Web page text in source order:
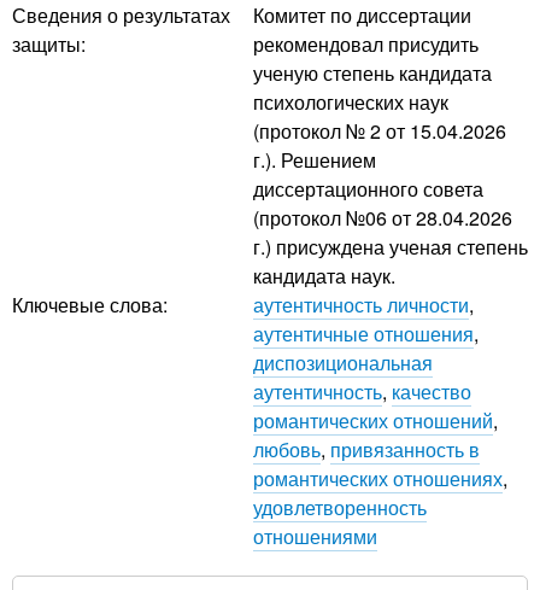
Сведения о результатах
защиты:
Комитет по диссертации
рекомендовал присудить
ученую степень кандидата
психологических наук
(протокол № 2 от 15.04.2026
г.). Решением
диссертационного совета
(протокол №06 от 28.04.2026
г.) присуждена ученая степень
кандидата наук.
Ключевые слова:
аутентичность личности,
аутентичные отношения,
диспозициональная
аутентичность, качество
романтических отношений,
любовь, привязанность в
романтических отношениях,
удовлетворенность
отношениями